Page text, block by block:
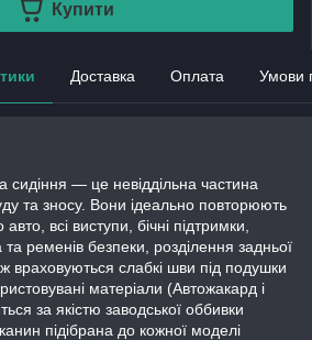
Купити
Доставка Оплата Умови
сидіння — це невіддільна частина
та зносу. Вони ідеально повторюють
всі виступи, бічні підтримки,
та ременів безпеки, розділення задньої
враховуються слабкі шви під подушки
матеріали (Автожакард і
за якістю заводської оббивки
підібрана до кожної моделі